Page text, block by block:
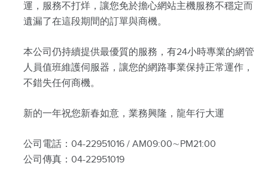
運，服務不打烊，讓您免於擔心網站主機服務不穩定而
遺漏了在這段期間的訂單與商機。
本公司仍持續提供最優質的服務，有24小時專業的網管
人員值班維護伺服器，讓您的網路事業保持正常運作，
不錯失任何商機。
新的一年祝您新春如意，業務興隆，龍年行大運
公司電話：04-22951016 / AM09:00∼PM21:00
公司傳真：04-22951019